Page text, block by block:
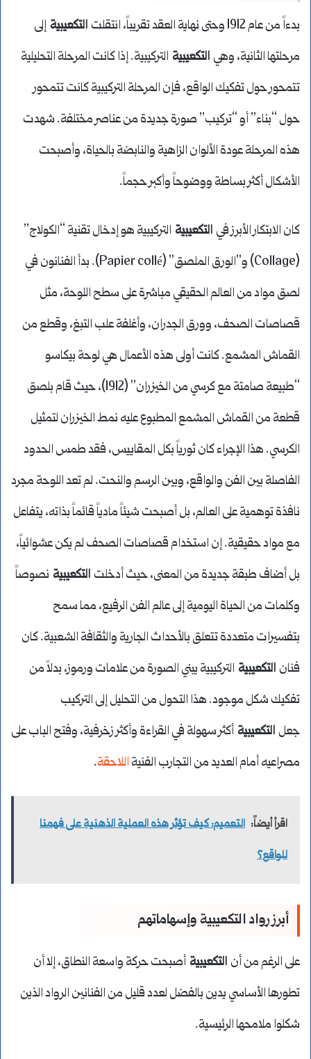
بدءاً من عام 1912 وحتى نهاية العقد تقريباً، انتقلت التكعيبية إلى
مرحلتها الثانية، وهي التكعيبية التركيبية. إذا كانت المرحلة التحليلية
تتمحور حول تفكيك الواقع، فإن المرحلة التركيبية كانت تتمحور
حول “بناء” أو “تركيب” صورة جديدة من عناصر مختلفة. شهدت
هذه المرحلة عودة الألوان الزاهية والنابضة بالحياة، وأصبحت
الأشكال أكثر بساطة ووضوحاً وأكبر حجماً.
كان الابتكار الأبرز في التكعيبية التركيبية هو إدخال تقنية “الكولاج”
(Collage) و”الورق الملصق” (Papier collé). بدأ الفنانون في
لصق مواد من العالم الحقيقي مباشرة على سطح اللوحة، مثل
قصاصات الصحف، وورق الجدران، وأغلفة علب التبغ، وقطع من
القماش المشمع. كانت أولى هذه الأعمال هي لوحة بيكاسو
“طبيعة صامتة مع كرسي من الخيزران” (1912)، حيث قام بلصق
قطعة من القماش المشمع المطبوع عليه نمط الخيزران لتمثيل
الكرسي. هذا الإجراء كان ثورياً بكل المقاييس، فقد طمس الحدود
الفاصلة بين الفن والواقع، وبين الرسم والنحت. لم تعد اللوحة مجرد
نافذة توهمية على العالم، بل أصبحت شيئاً مادياً قائماً بذاته، يتفاعل
مع مواد حقيقية. إن استخدام قصاصات الصحف لم يكن عشوائياً،
بل أضاف طبقة جديدة من المعنى، حيث أدخلت التكعيبية نصوصاً
وكلمات من الحياة اليومية إلى عالم الفن الرفيع، مما سمح
بتفسيرات متعددة تتعلق بالأحداث الجارية والثقافة الشعبية. كان
فنان التكعيبية التركيبية يبني الصورة من علامات ورموز، بدلاً من
تفكيك شكل موجود. هذا التحول من التحليل إلى التركيب
جعل التكعيبية أكثر سهولة في القراءة وأكثر زخرفية، وفتح الباب على
مصراعيه أمام العديد من التجارب الفنية اللاحقة.
اقرأ أيضاً: التعميم: كيف تؤثر هذه العملية الذهنية على فهمنا
للواقع؟
أبرز رواد التكعيبية وإسهاماتهم
على الرغم من أن التكعيبية أصبحت حركة واسعة النطاق، إلا أن
تطورها الأساسي يدين بالفضل لعدد قليل من الفنانين الرواد الذين
شكلوا ملامحها الرئيسية.